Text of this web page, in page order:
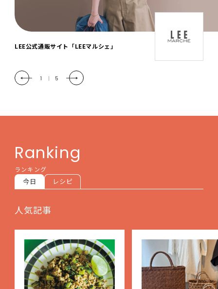
「LEE DAYS」本物志向にときめく。大人カ
2 | 5
Ranking
ランキング
今日 レシピ
人気記事